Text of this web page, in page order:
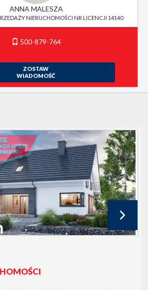
ANNA MALESZA
NIERUCHOMOŚCI NR LICENCJI 14140
500-879-764
ZOSTAW
WIADOMOŚĆ